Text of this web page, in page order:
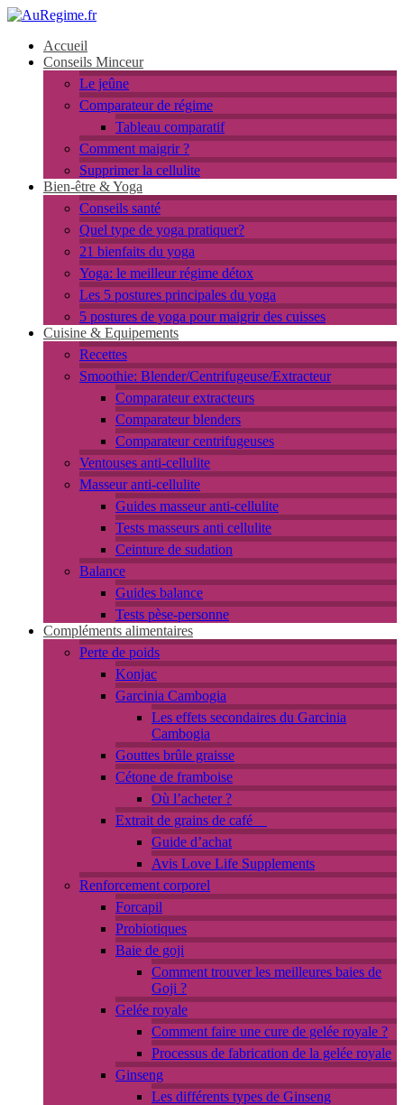
Accueil
Conseils Minceur
Le jeûne
Comparateur de régime
Tableau comparatif
Comment maigrir ?
Supprimer la cellulite
Bien-être & Yoga
Conseils santé
Quel type de yoga pratiquer?
21 bienfaits du yoga
Yoga: le meilleur régime détox
Les 5 postures principales du yoga
5 postures de yoga pour maigrir des cuisses
Cuisine & Equipements
Recettes
Smoothie: Blender/Centrifugeuse/Extracteur
Comparateur extracteurs
Comparateur blenders
Comparateur centrifugeuses
Ventouses anti-cellulite
Masseur anti-cellulite
Guides masseur anti-cellulite
Tests masseurs anti cellulite
Ceinture de sudation
Balance
Guides balance
Tests pèse-personne
Compléments alimentaires
Perte de poids
Konjac
Garcinia Cambogia
Les effets secondaires du Garcinia
Cambogia
Gouttes brûle graisse
Cétone de framboise
Où l’acheter ?
Extrait de grains de café
Guide d’achat
Avis Love Life Supplements
Renforcement corporel
Forcapil
Probiotiques
Baie de goji
Comment trouver les meilleures baies de
Goji ?
Gelée royale
Comment faire une cure de gelée royale ?
Processus de fabrication de la gelée royale
Ginseng
Les différents types de Ginseng